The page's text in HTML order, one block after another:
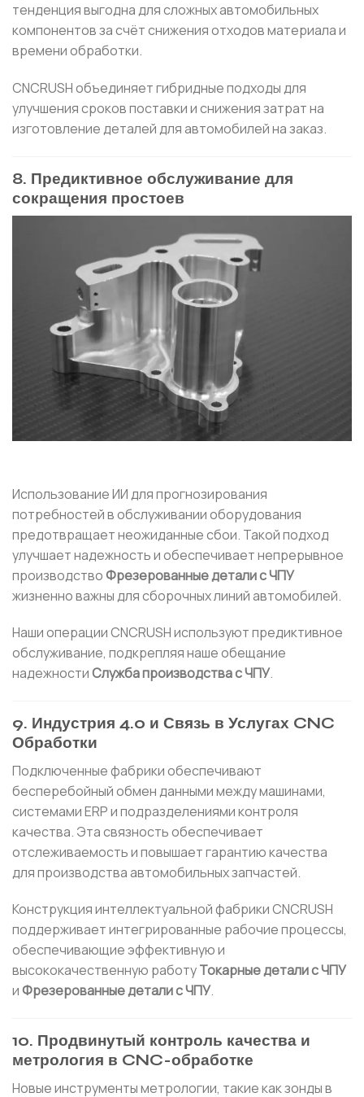
тенденция выгодна для сложных автомобильных
компонентов за счёт снижения отходов материала и
времени обработки.
CNCRUSH объединяет гибридные подходы для
улучшения сроков поставки и снижения затрат на
изготовление деталей для автомобилей на заказ.
8. Предиктивное обслуживание для
сокращения простоев
Использование ИИ для прогнозирования
потребностей в обслуживании оборудования
предотвращает неожиданные сбои. Такой подход
улучшает надежность и обеспечивает непрерывное
производствоФрезерованные детали с ЧПУ
жизненно важны для сборочных линий автомобилей.
Наши операции CNCRUSH используют предиктивное
обслуживание, подкрепляя наше обещание
надежностиСлужба производства с ЧПУ.
9. Индустрия 4.0 и Связь в Услугах CNC
Обработки
Подключенные фабрики обеспечивают
бесперебойный обмен данными между машинами,
системами ERP и подразделениями контроля
качества. Эта связность обеспечивает
отслеживаемость и повышает гарантию качества
для производства автомобильных запчастей.
Конструкция интеллектуальной фабрики CNCRUSH
поддерживает интегрированные рабочие процессы,
обеспечивающие эффективную и
высококачественную работуТокарные детали с ЧПУ
иФрезерованные детали с ЧПУ.
10. Продвинутый контроль качества и
метрология в CNC-обработке
Новые инструменты метрологии, такие как зонды в